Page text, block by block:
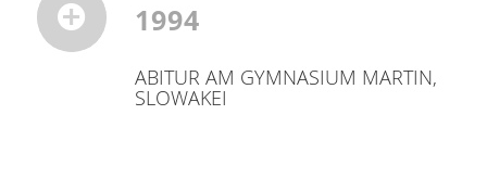
1994
ABITUR AM GYMNASIUM MARTIN,
SLOWAKEI